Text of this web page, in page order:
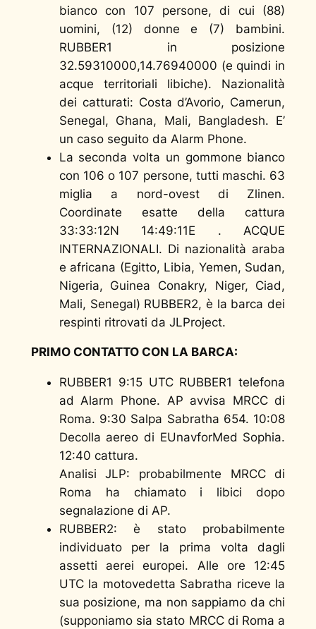
bianco con 107 persone, di cui (88)
uomini, (12) donne e (7) bambini.
RUBBER1 in posizione
32.59310000,14.76940000 (e quindi in
acque territoriali libiche). Nazionalità
dei catturati: Costa d’Avorio, Camerun,
Senegal, Ghana, Mali, Bangladesh. E’
un caso seguito da Alarm Phone.
La seconda volta un gommone bianco
con 106 o 107 persone, tutti maschi. 63
miglia a nord-ovest di Zlinen.
Coordinate esatte della cattura
33:33:12N 14:49:11E . ACQUE
INTERNAZIONALI. Di nazionalità araba
e africana (Egitto, Libia, Yemen, Sudan,
Nigeria, Guinea Conakry, Niger, Ciad,
Mali, Senegal) RUBBER2, è la barca dei
respinti ritrovati da JLProject.
PRIMO CONTATTO CON LA BARCA:
RUBBER1 9:15 UTC RUBBER1 telefona
ad Alarm Phone. AP avvisa MRCC di
Roma. 9:30 Salpa Sabratha 654. 10:08
Decolla aereo di EUnavforMed Sophia.
12:40 cattura.
Analisi JLP: probabilmente MRCC di
Roma ha chiamato i libici dopo
segnalazione di AP.
RUBBER2: è stato probabilmente
individuato per la prima volta dagli
assetti aerei europei. Alle ore 12:45
UTC la motovedetta Sabratha riceve la
sua posizione, ma non sappiamo da chi
(supponiamo sia stato MRCC di Roma a